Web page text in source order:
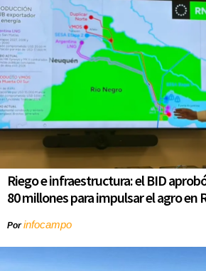
Riego e infraestructura: el BID
80 millones para impulsar el agro en
Porinfocampo